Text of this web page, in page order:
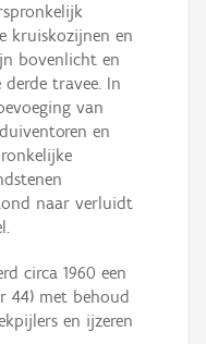
kruiskozijnen en
bovenlicht en
travee. In
van
en
naar verluidt
circa 1960 een
44) met behoud
en ijzeren